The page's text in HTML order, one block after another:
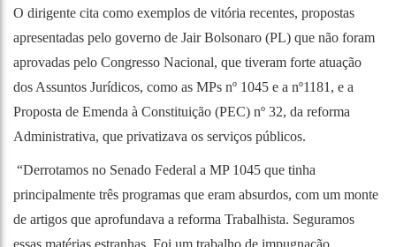
O dirigente cita como exemplos de vitória recentes, propostas
apresentadas pelo governo de Jair Bolsonaro (PL) que não foram
aprovadas pelo Congresso Nacional, que tiveram forte atuação
dos Assuntos Jurídicos, como as MPs nº 1045 e a nº1181, e a
Proposta de Emenda à Constituição (PEC) nº 32, da reforma
Administrativa, que privatizava os serviços públicos.
“Derrotamos no Senado Federal a MP 1045 que tinha
principalmente três programas que eram absurdos, com um monte
de artigos que aprofundava a reforma Trabalhista. Seguramos
essas matérias estranhas. Foi um trabalho de impugnação